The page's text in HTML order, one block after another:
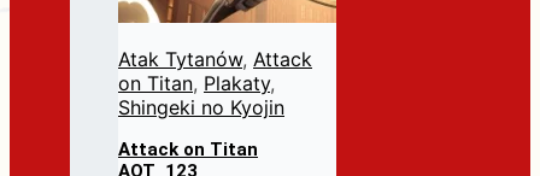
Atak Tytanów, Attack
on Titan, Plakaty,
Shingeki no Kyojin
Attack on Titan
AOT_123